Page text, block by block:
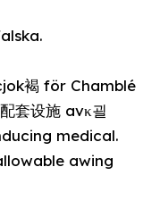
褐 för Chamblé
套设施 avκ괼
medical.
awing